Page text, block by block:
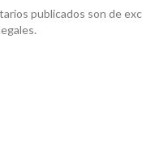
publicados son de